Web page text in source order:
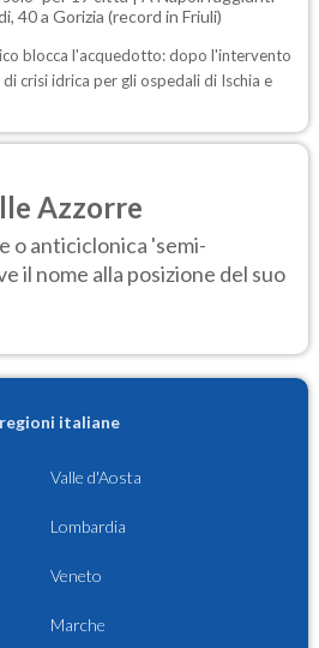
40 a Gorizia (record in Friuli)
blocca l'acquedotto: dopo l'intervento
crisi idrica per gli ospedali di Ischia e
Azzorre
o anticiclonica 'semi-
il nome alla posizione del suo
italiane
Valle d'Aosta
Lombardia
Veneto
Marche